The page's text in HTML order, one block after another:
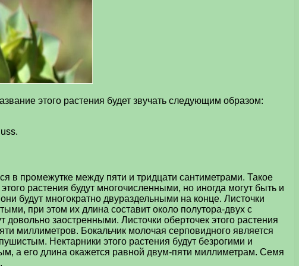
этого растения будет звучать следующим образом:
в промежутке между пяти и тридцати сантиметрами. Такое
растения будут многочисленными, но иногда могут быть и
будут многократно двураздельными на конце. Листочки
при этом их длина составит около полутора-двух с
заостренными. Листочки оберточек этого растения
миллиметров. Бокальчик молочая серповидного является
Нектарники этого растения будут безрогими и
а его длина окажется равной двум-пяти миллиметрам. Семя